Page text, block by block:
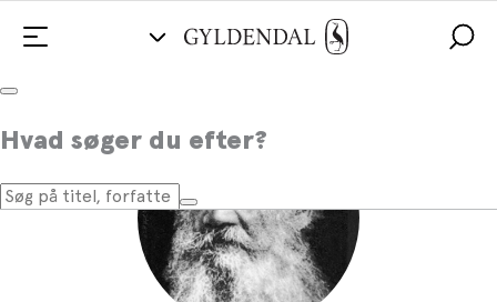
Hvad søger du efter?